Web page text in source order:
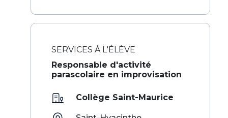
SERVICES À L'ÉLÈVE
Responsable d'activité
parascolaire en improvisation
Collège Saint-Maurice